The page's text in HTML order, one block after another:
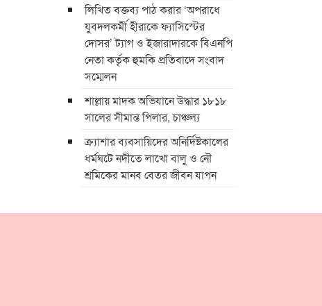
লিখিত বক্তব্য পাঠ করার ‘অপরাধে
যুবদলকর্মী হীরাকে ফ্যাসিস্টের
দোসর’ ট্যাগ ও ইজারাদারকে বিএনপি
নেতা কর্তৃক হুমকি প্রতিবাদে সংবাদ
সম্মেলন
শাল্লায় মাদক অভিযানে উদ্ধার ১৮১৮
সালের সীমান্ত পিলার, চাঞ্চল্য
ক্র্যাশার ব্যবসায়িদের অনির্দিষ্টকালের
ধর্মঘটে নদীতে লাখো বালু ও নৌ
শ্রমিকের মানব বেতর জীবন যাপন